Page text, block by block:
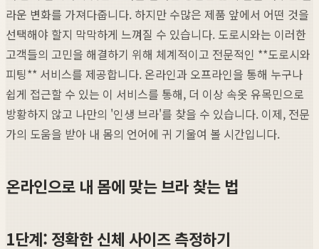
라운 변화를 가져다줍니다. 하지만 수많은 제품 앞에서 어떤 것을
선택해야 할지 막막하게 느껴질 수 있습니다. 도로시와는 이러한
고객들의 고민을 해결하기 위해 체계적이고 전문적인 **도로시와
피팅** 서비스를 제공합니다. 온라인과 오프라인을 통해 누구나
쉽게 접근할 수 있는 이 서비스를 통해, 더 이상 속옷 유목민으로
방황하지 않고 나만의 '인생 브라'를 찾을 수 있습니다. 이제, 전문
가의 도움을 받아 내 몸의 언어에 귀 기울여 볼 시간입니다.
온라인으로 내 몸에 맞는 브라 찾는 법
1단계: 정확한 신체 사이즈 측정하기